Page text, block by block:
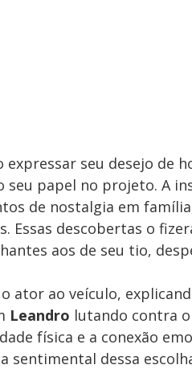
expressar seu desejo de
seu papel no projeto. A
de nostalgia em
Essas descobertas o
aos de seu tio,
ator ao veículo,
Leandro lutando contra
física e a conexão
sentimental dessa